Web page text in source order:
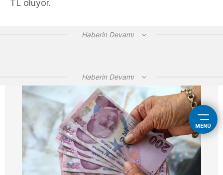
MENÜ
TL oluyor.
Haberin Devamı
Haberin Devamı